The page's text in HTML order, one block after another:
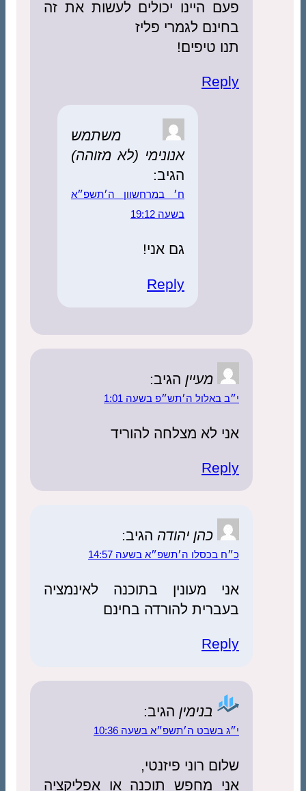
פעם היינו יכולים לעשות את זה
בחינם לגמרי פליז
תנו טיפים!
Reply
משתמש
אנונימי (לא מזוהה)
הגיב:
ח׳ במרחשוון ה׳תשפ״א
בשעה 19:12
גם אני!
Reply
מעיין הגיב:
י״ב באלול ה׳תש״פ בשעה 1:01
אני לא מצלחה להוריד
Reply
כהן יהודה הגיב:
כ״ח בכסלו ה׳תשפ״א בשעה 14:57
אני מעונין בתוכנה לאינמציה
בעברית להורדה בחינם
Reply
בנימין הגיב:
י״ג בשבט ה׳תשפ״א בשעה 10:36
שלום רוני פיזנטי,
אני מחפש תוכנה או אפליקציה